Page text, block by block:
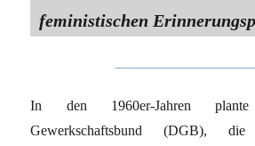
feministischen
In den 1960er-Jahren
Gewerkschaftsbund (DGB),